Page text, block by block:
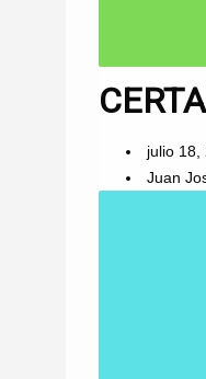
julio 18,
Juan